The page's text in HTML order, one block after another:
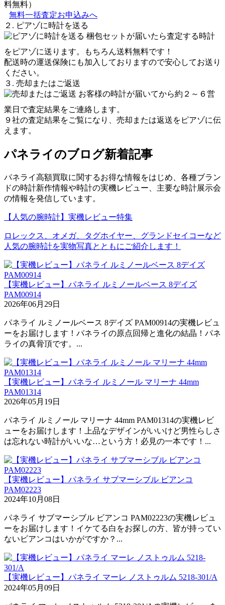
料無料）
無料一括査定お申込みへ
２. ピアゾに時計を送る
梱包セットが届いたら査定する時計
をピアゾに送ります。もちろん送料無料です！
配送時の運送保険にも加入しておりますので安心してお送り
ください。
３. 売却またはご返送
お客様の時計が届いてから約２～６営
業日で査定結果をご連絡します。
９社の査定結果をご覧になり、売却または返送をピアゾに伝
えます。
パネライのブログ新着記事
パネライ高額買取に関するお得な情報をはじめ、各種ブラン
ドの時計新作情報や時計の実機レビュー、主要な時計展示会
の情報を発信しています。
【人気の腕時計】実機レビュー特集
ロレックス、オメガ、タグホイヤー、グランドセイコーなど
人気の腕時計を実物写真とともにご紹介します！
【実機レビュー】パネライ ルミノールベース 8デイズ
PAM00914
2026年06月29日
パネライ ルミノールベース 8デイズ PAM00914の実機レビュ
ーをお届けします！パネライの原点回帰と進化の結晶！パネ
ライの真骨頂です。...
【実機レビュー】パネライ ルミノール マリーナ 44mm
PAM01314
2026年05月19日
パネライ ルミノール マリーナ 44mm PAM01314の実機レビ
ューをお届けします！上品なデザインがいいけど男性らしさ
は忘れない時計がいいな…という方！必見の一本です！...
【実機レビュー】パネライ サブマーシブル ビアンコ
PAM02223
2024年10月08日
パネライ サブマーシブル ビアンコ PAM02223の実機レビュ
ーをお届けします！イケてる白をお探しの方、皆が持ってい
ないビアンコはいかがですか？...
【実機レビュー】パネライ マーレ ノストゥルム 5218-301/A
2024年05月09日